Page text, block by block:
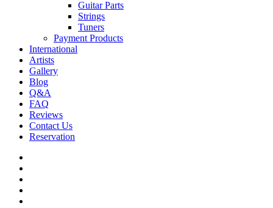
Guitar Parts
Strings
Tuners
Payment Products
International
Artists
Gallery
Blog
Q&A
FAQ
Reviews
Contact Us
Reservation